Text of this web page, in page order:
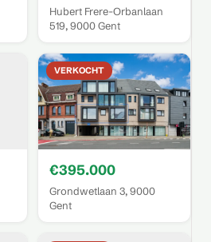
Hubert Frere-Orbanlaan
519, 9000 Gent
VERKOCHT
€395.000
Grondwetlaan 3, 9000
Gent